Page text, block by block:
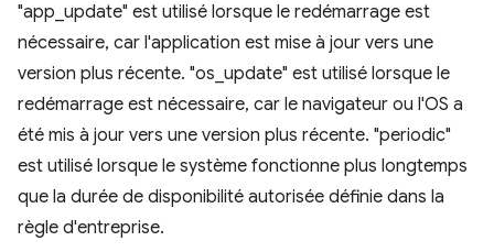
"app_update" est utilisé lorsque le redémarrage est
nécessaire, car l'application est mise à jour vers une
version plus récente. "os_update" est utilisé lorsque le
redémarrage est nécessaire, car le navigateur ou l'OS a
été mis à jour vers une version plus récente. "periodic"
est utilisé lorsque le système fonctionne plus longtemps
que la durée de disponibilité autorisée définie dans la
règle d'entreprise.